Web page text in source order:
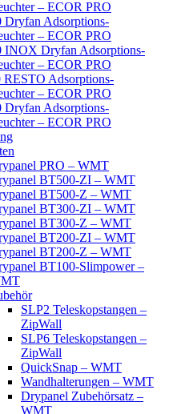
– ECOR PRO
Dryfan Adsorptions-
– ECOR PRO
INOX Dryfan Adsorptions-
– ECOR PRO
RESTO Adsorptions-
– ECOR PRO
Dryfan Adsorptions-
– ECOR PRO
PRO – WMT
BT500-ZI – WMT
BT500-Z – WMT
BT300-ZI – WMT
BT300-Z – WMT
BT200-ZI – WMT
BT200-Z – WMT
BT100-Slimpower –
SLP2 Teleskopstangen –
ZipWall
SLP6 Teleskopstangen –
ZipWall
QuickSnap – WMT
Wandhalterungen – WMT
Drypanel Zubehörsatz –
WMT